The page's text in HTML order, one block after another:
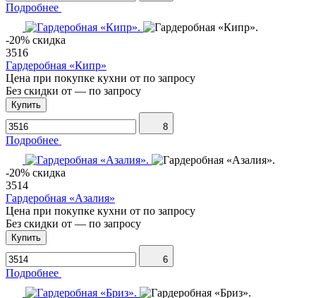
Подробнее
-20% скидка
3516
Гардеробная «Кипр»
Цена при покупке кухни от по запросу
Без скидки от — по запросу
Купить
8
Подробнее
-20% скидка
3514
Гардеробная «Азалия»
Цена при покупке кухни от по запросу
Без скидки от — по запросу
Купить
6
Подробнее